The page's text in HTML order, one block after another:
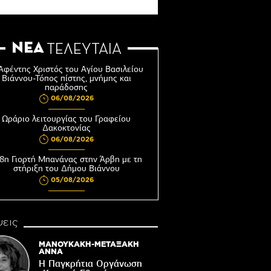
ΝΕΑ ΤΕΛΕΥΤΑΙΑ
Χριστός του Αγίου Βασιλείου
Βιάννου-Τόπος πίστης, μνήμης και
παράδοσης
06/08/2026
Ωράριο λειτουργίας του Γραφείου
Δακοκτονίας
06/08/2026
Γιορτή Μπανάνας στην Άρβη με τη
στήριξη του Δήμου Βιάννου
05/08/2026
μετεωρολογικός σταθμός στον
οι «Τέχνες του Νότου»
05/08/2026
ΜΑΝΟΥΚΑΚΗ-ΜΕΤΑΞΑΚΗ
ΑΝΝΑ
Η Παγκρήτια Οργάνωση